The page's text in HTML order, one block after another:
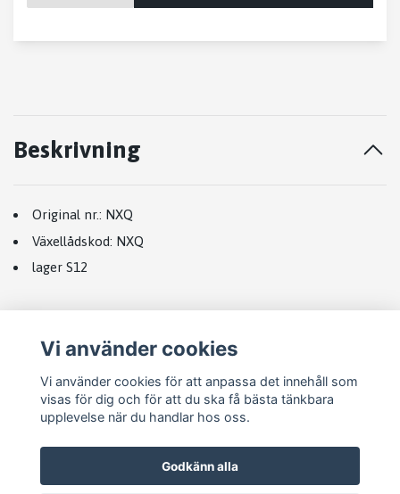
Beskrivning
Original nr.: NXQ
Växellådskod: NXQ
lager S12
Vi använder cookies
Vi använder cookies för att anpassa det innehåll som
visas för dig och för att du ska få bästa tänkbara
upplevelse när du handlar hos oss.
Godkänn alla